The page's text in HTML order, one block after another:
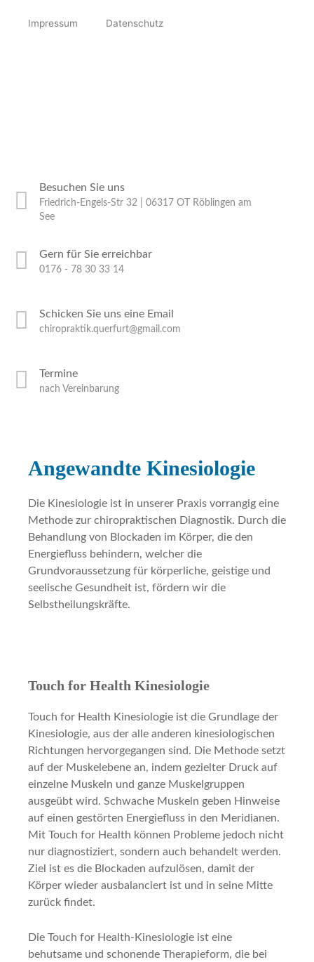
Impressum Datenschutz
Besuchen Sie uns
Friedrich-Engels-Str 32 | 06317 OT Röblingen am
See
Gern für Sie erreichbar
0176 - 78 30 33 14
Schicken Sie uns eine Email
chiropraktik.querfurt@gmail.com
Termine
nach Vereinbarung
Angewandte Kinesiologie
Die Kinesiologie ist in unserer Praxis vorrangig eine
Methode zur chiropraktischen Diagnostik. Durch die
Behandlung von Blockaden im Körper, die den
Energiefluss behindern, welcher die
Grundvoraussetzung für körperliche, geistige und
seelische Gesundheit ist, fördern wir die
Selbstheilungskräfte.
Touch for Health Kinesiologie
Touch for Health Kinesiologie ist die Grundlage der
Kinesiologie, aus der alle anderen kinesiologischen
Richtungen hervorgegangen sind. Die Methode setzt
auf der Muskelebene an, indem gezielter Druck auf
einzelne Muskeln und ganze Muskelgruppen
ausgeübt wird. Schwache Muskeln geben Hinweise
auf einen gestörten Energiefluss in den Meridianen.
Mit Touch for Health können Probleme jedoch nicht
nur diagnostiziert, sondern auch behandelt werden.
Ziel ist es die Blockaden aufzulösen, damit der
Körper wieder ausbalanciert ist und in seine Mitte
zurück findet.
Die Touch for Health-Kinesiologie ist eine
behutsame und schonende Therapieform, die bei